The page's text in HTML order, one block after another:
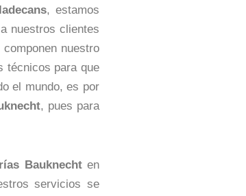
, estamos
nuestros clientes
nuestro
técnicos para que
el mundo, es por
, pues para
Bauknechten
servicios se